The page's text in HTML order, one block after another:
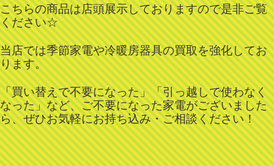
こちらの商品は店頭展示しておりますので是非ご覧
ください☆
当店では季節家電や冷暖房器具の買取を強化してお
ります。
「買い替えで不要になった」「引っ越しで使わなく
なった」など、ご不要になった家電がございました
ら、ぜひお気軽にお持ち込み・ご相談ください！